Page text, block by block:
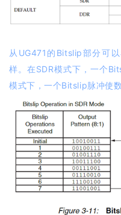
从UG471的Bitslip部分可
样。在SDR模式下，一个
模式下，一个Bitslip脉冲使